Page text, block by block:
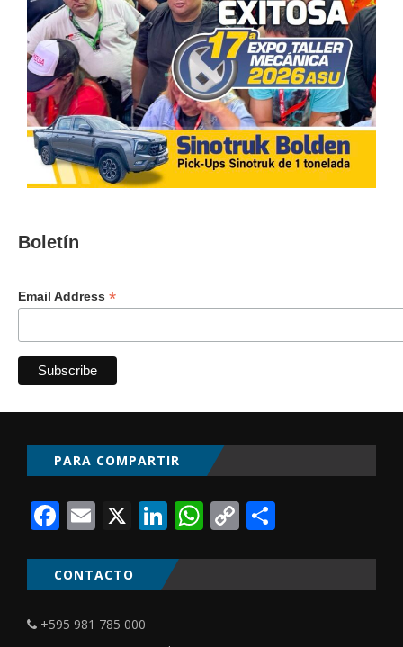
Boletín
Email Address *
PARA COMPARTIR
Facebook
Email
X LinkedIn
WhatsApp
Copy
CONTACTO
+595 981 785 000